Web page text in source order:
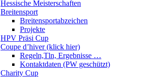
Hessische Meisterschaften
Breitensport
Breitensportabzeichen
Projekte
HPV Präsi Cup
Coupe d’hiver (klick hier)
Regeln,Tln, Ergebnisse …
Kontaktdaten (PW geschützt)
Charity Cup